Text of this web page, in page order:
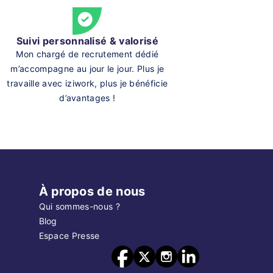
Suivi personnalisé & valorisé
Mon chargé de recrutement dédié
m’accompagne au jour le jour. Plus je
travaille avec iziwork, plus je bénéficie
d’avantages !
À propos de nous
Qui sommes-nous ?
Blog
Espace Presse